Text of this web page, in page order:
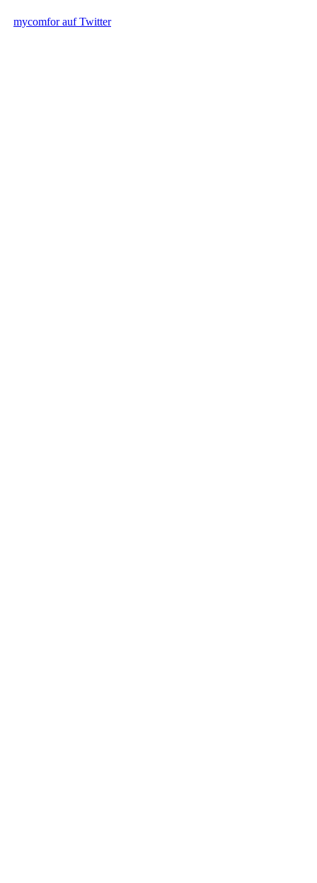
mycomfor auf Twitter